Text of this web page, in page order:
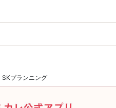
SKプランニング